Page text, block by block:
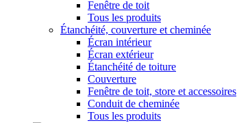
Fenêtre de toit
Tous les produits
Étanchéité, couverture et cheminée
Écran intérieur
Écran extérieur
Étanchéité de toiture
Couverture
Fenêtre de toit, store et accessoires
Conduit de cheminée
Tous les produits